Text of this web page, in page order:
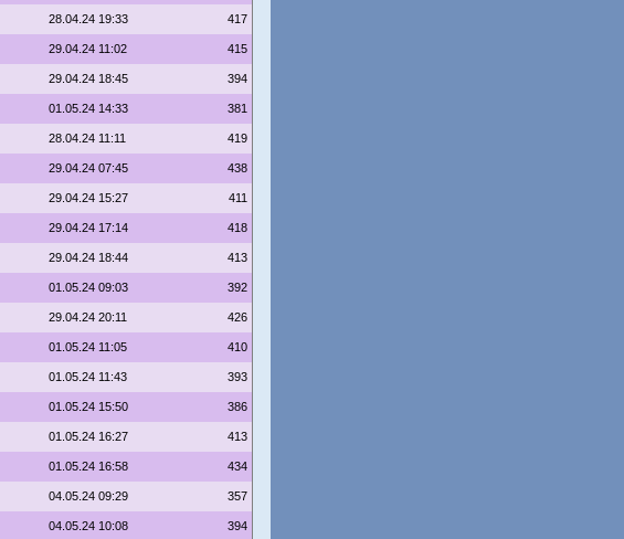
28.04.24 19:33 417
29.04.24 11:02 415
29.04.24 18:45 394
01.05.24 14:33 381
28.04.24 11:11 419
29.04.24 07:45 438
29.04.24 15:27 411
29.04.24 17:14 418
29.04.24 18:44 413
01.05.24 09:03 392
29.04.24 20:11 426
01.05.24 11:05 410
01.05.24 11:43 393
01.05.24 15:50 386
01.05.24 16:27 413
01.05.24 16:58 434
04.05.24 09:29 357
04.05.24 10:08 394